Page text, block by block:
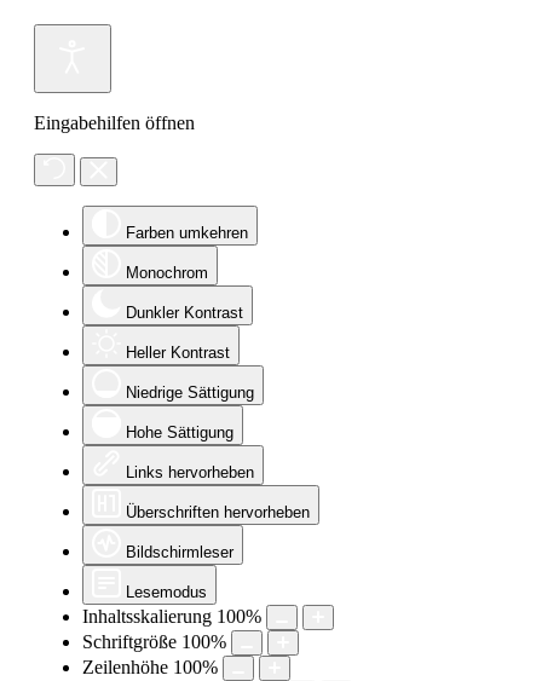
Eingabehilfen öffnen
Farben umkehren
Monochrom
Dunkler Kontrast
Heller Kontrast
Niedrige Sättigung
Hohe Sättigung
Links hervorheben
Überschriften hervorheben
Bildschirmleser
Lesemodus
Inhaltsskalierung 100%
Schriftgröße 100%
Zeilenhöhe 100%